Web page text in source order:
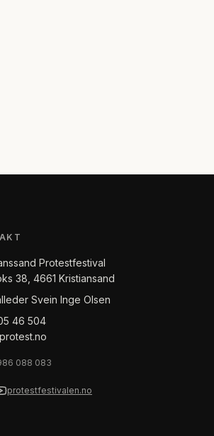
Protestfestival
38, 4661 Kristiansand
Svein Inge Olsen
46 504
088 083
protestfestivalen.no